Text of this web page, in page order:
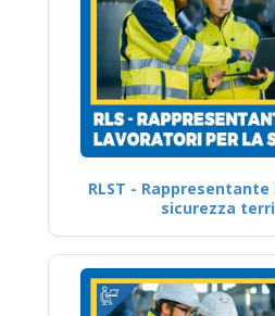
RLST -
sicurezza